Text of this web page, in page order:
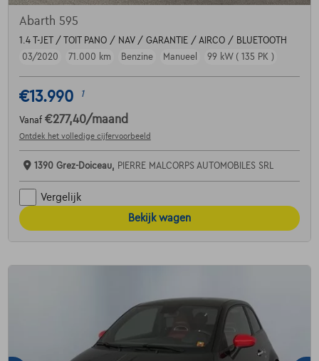
Abarth 595
1.4 T-JET / TOIT PANO / NAV / GARANTIE / AIRCO / BLUETOOTH
03/2020
71.000 km Benzine Manueel 99 kW ( 135 PK )
€13.990 1
Vanaf €277,40/maand
Ontdek het volledige cijfervoorbeeld
1390 Grez-Doiceau, PIERRE MALCORPS AUTOMOBILES SRL
Vergelijk
Bekijk wagen